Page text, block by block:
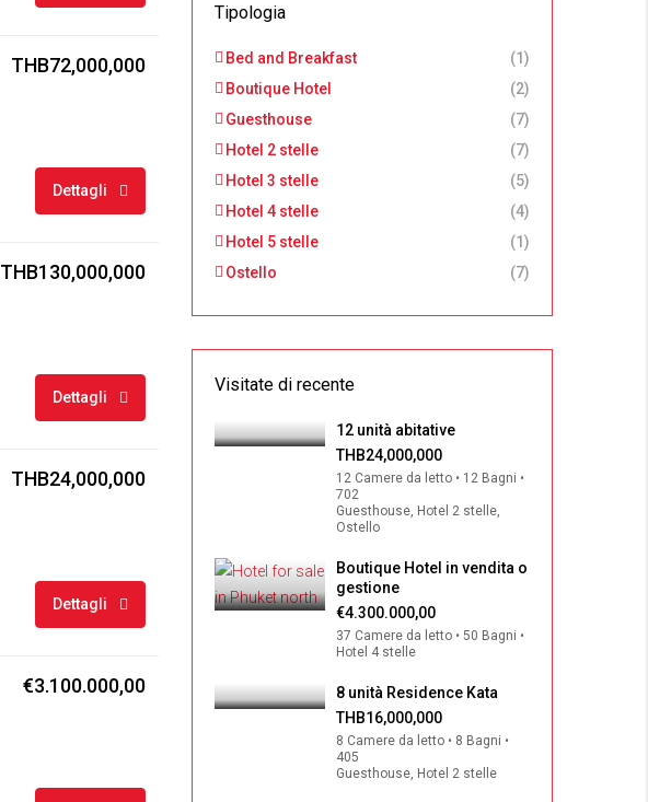
THB72,000,000
Dettagli
THB130,000,000
Dettagli
THB24,000,000
Dettagli
€3.100.000,00
Tipologia
Bed and Breakfast
(1)
Boutique Hotel
(2)
Guesthouse
(7)
Hotel 2 stelle
(7)
Hotel 3 stelle
(5)
Hotel 4 stelle
(4)
Hotel 5 stelle
(1)
Ostello
(7)
Visitate di recente
12 unità abitative
THB24,000,000
12 Camere da letto • 12 Bagni •
702
Guesthouse, Hotel 2 stelle,
Ostello
Boutique Hotel in vendita o
gestione
€4.300.000,00
37 Camere da letto • 50 Bagni •
Hotel 4 stelle
8 unità Residence Kata
THB16,000,000
8 Camere da letto • 8 Bagni •
405
Guesthouse, Hotel 2 stelle